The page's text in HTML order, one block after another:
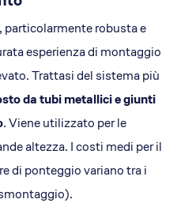
robusta e
esperienza di montaggio
Trattasi del sistema più
da tubi metallici e giunti
. Viene utilizzato per le
altezza. I costi medi per il
di ponteggio variano tra i